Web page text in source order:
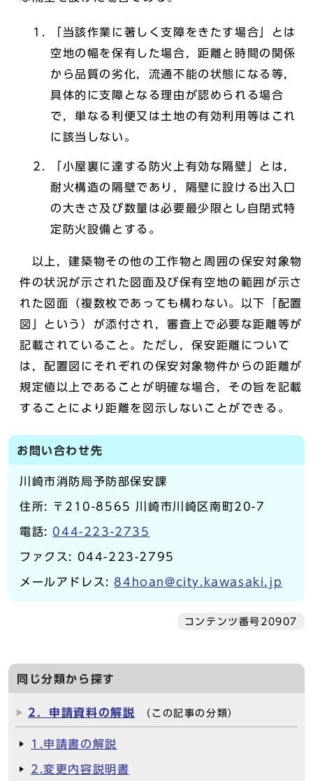
「当該作業に著しく支障をきたす場合」とは
空地の幅を保有した場合，距離と時間の関係
から品質の劣化，流通不能の状態になる等，
具体的に支障となる理由が認められる場合
で，単なる利便又は土地の有効利用等はこれ
に該当しない。
「小屋裏に達する防火上有効な隔壁」とは，
耐火構造の隔壁であり，隔壁に設ける出入口
の大きさ及び数量は必要最少限とし自閉式特
定防火設備とする。
以上，建築物その他の工作物と周囲の保安対象物
件の状況が示された図面及び保有空地の範囲が示さ
れた図面（複数枚であっても構わない。以下「配置
図」という）が添付され，審査上で必要な距離等が
記載されていること。ただし，保安距離について
は，配置図にそれぞれの保安対象物件からの距離が
規定値以上であることが明確な場合，その旨を記載
することにより距離を図示しないことができる。
お問い合わせ先
川崎市消防局予防部保安課
住所: 〒210-8565 川崎市川崎区南町20-7
電話: 044-223-2735
ファクス: 044-223-2795
メールアドレス:84hoan@city.kawasaki.jp
コンテンツ番号20907
同じ分類から探す
2．申請資料の解説 （この記事の分類）
1.申請書の解説
2.変更内容説明書